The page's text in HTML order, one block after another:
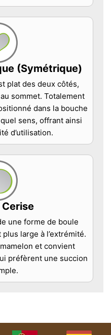
(Symétrique)
plat des deux côtés,
sommet. Totalement
dans la bouche
sens, offrant ainsi
d’utilisation.
une forme de boule
large à l’extrémité.
et convient
préfèrent une succion